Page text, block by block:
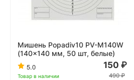
Мишень Popadiv10 PV-M140W
(140x140 мм, 50 шт, белые)
5.0
Товар в наличии
150
490